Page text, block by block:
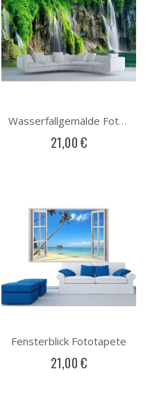
Wasserfallgemälde Fototapete
21,00 €
Fensterblick Fototapete
21,00 €